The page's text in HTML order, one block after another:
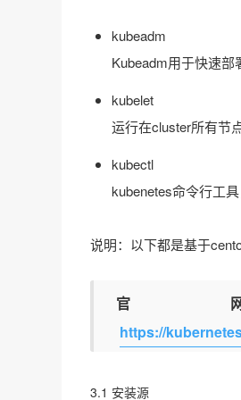
kubeadm
Kubeadm用于快速部
kubelet
运行在cluster所有节
kubectl
kubenetes命令行工
说明：以下都是基于
官
https://
3.1 安装源